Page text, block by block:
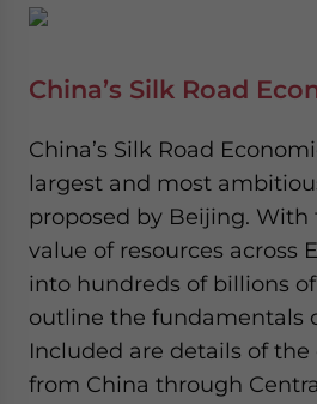
China’s Silk Road
China’s Silk Road
largest and most
proposed by Beijing.
value of resources across
into hundreds of billions
outline the fundamentals
Included are details of
from China through